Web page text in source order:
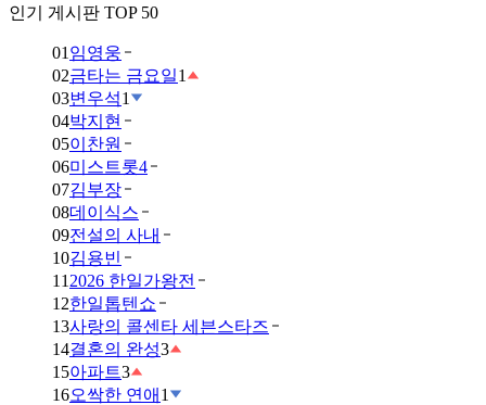
인기 게시판 TOP 50
01 임영웅
02금타는 금요일1
03변우석1
04박지현
05이찬원
06미스트롯4
07김부장
08데이식스
09전설의 사내
10김용빈
11 2026 한일가왕전
12한일톱텐쇼
13사랑의 콜센타 세븐스타즈
14결혼의 완성3
15아파트3
16오싹한 연애 1